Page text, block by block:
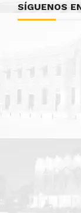
SÍGUENOS